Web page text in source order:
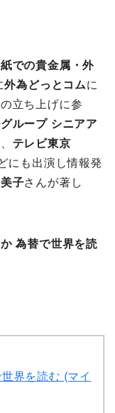
での貴金属・外
外為どっとコムに
の立ち上げに参
ループ シニアア
テレビ東京
にも出演し情報発
子さんが著し
為替で世界を読
界を読む (マイ